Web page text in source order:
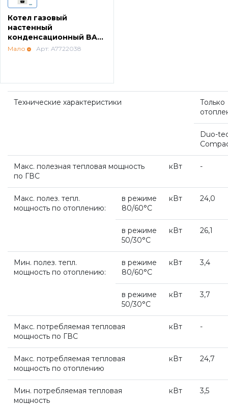
Терморегуляторы Protherm
Принадлежности Protherm
Готовые решения Protherm
Настенные конденсационные котлы Baxi
Напольные конденсационные котлы Baxi
Напольные котлы с атмосферной горелкой Baxi
Vaillant
Настенные газовые котлы Vaillant
Настенные газовые конденсационные котлы
Запчасти для котлов DeDietrich
Запчасти для котлов Rinnai
Запчасти Weishaupt
Запчасти Giersch
Запчасти для котлов Ferroli
Котел газовый
настенный
конденсационный BAXI
Duo-tec Compact 24
Мало Арт: A7722038
Технические характеристики
Только
Duo-
Макс. полезная тепловая мощность
по ГВС
кВт -
Макс. полез. тепл.
мощность по отоплению:
в режиме
80/60°С
кВт 24,0
в режиме
50/30°С
кВт 26,1
Мин. полез. тепл.
мощность по отоплению:
в режиме
80/60°С
кВт 3,4
в режиме
50/30°С
кВт 3,7
Макс. потребляемая тепловая
мощность по ГВС
кВт -
Макс. потребляемая тепловая
мощность по отоплению
кВт 24,7
Мин. потребляемая тепловая
мощность
кВт 3,5